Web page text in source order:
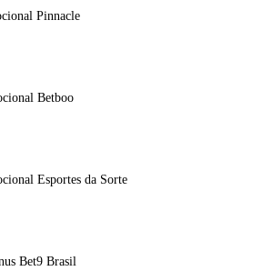
Pinnacle
Betboo
Esportes da Sorte
Bet9 Brasil